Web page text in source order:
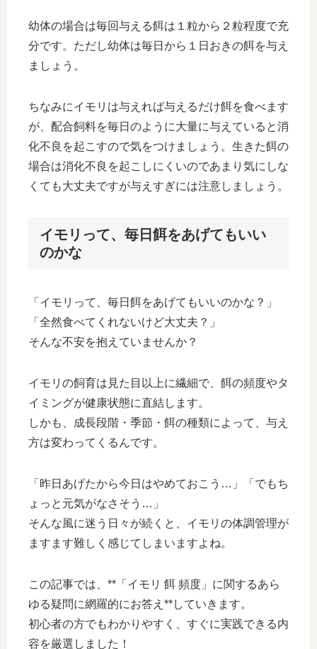
幼体の場合は毎回与える餌は１粒から２粒程度で充
分です。ただし幼体は毎日から１日おきの餌を与え
ましょう。
ちなみにイモリは与えれば与えるだけ餌を食べます
が、配合飼料を毎日のように大量に与えていると消
化不良を起こすので気をつけましょう。生きた餌の
場合は消化不良を起こしにくいのであまり気にしな
くても大丈夫ですが与えすぎには注意しましょう。
イモリって、毎日餌をあげてもいい
のかな
「イモリって、毎日餌をあげてもいいのかな？」
「全然食べてくれないけど大丈夫？」
そんな不安を抱えていませんか？
イモリの飼育は見た目以上に繊細で、餌の頻度やタ
イミングが健康状態に直結します。
しかも、成長段階・季節・餌の種類によって、与え
方は変わってくるんです。
「昨日あげたから今日はやめておこう…」「でもち
ょっと元気がなさそう…」
そんな風に迷う日々が続くと、イモリの体調管理が
ますます難しく感じてしまいますよね。
この記事では、**「イモリ 餌 頻度」に関するあら
ゆる疑問に網羅的にお答え**していきます。
初心者の方でもわかりやすく、すぐに実践できる内
容を厳選しました！